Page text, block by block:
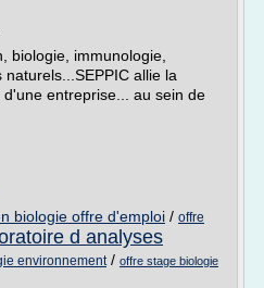
biologie, immunologie,
allie la
entreprise... au sein de
biologie offre d'emploi / offre
d analyses
environnement/ offre stage biologie